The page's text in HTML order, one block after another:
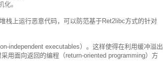
。
栈上运行恶意代码，可以防范基于Ret2libc方式的针对
independent executables）。这样使得在利用缓冲溢出
用面向返回的编程（return-oriented programming）方